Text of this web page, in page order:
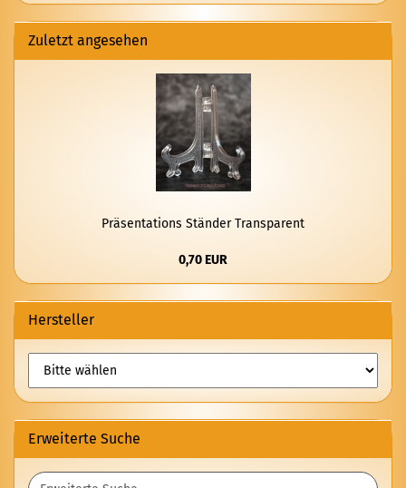
Zuletzt angesehen
Prä­sen­ta­ti­ons Stän­der Trans­pa­rent
0,70 EUR
Hersteller
Erweiterte Suche
Erweiterte